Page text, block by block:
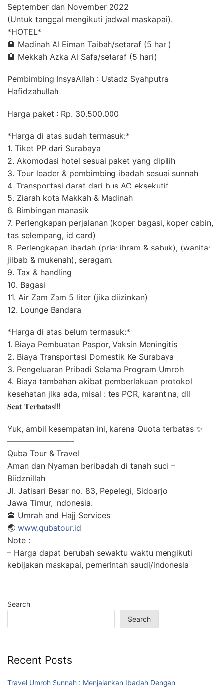
September dan November 2022
(Untuk tanggal mengikuti jadwal maskapai).
*HOTEL*
🏨 Madinah Al Eiman Taibah/setaraf (5 hari)
🏨 Mekkah Azka Al Safa/setaraf (5 hari)
Pembimbing InsyaAllah : Ustadz Syahputra
Hafidzahullah
Harga paket : Rp. 30.500.000
*Harga di atas sudah termasuk:*
1. Tiket PP dari Surabaya
2. Akomodasi hotel sesuai paket yang dipilih
3. Tour leader & pembimbing ibadah sesuai sunnah
4. Transportasi darat dari bus AC eksekutif
5. Ziarah kota Makkah & Madinah
6. Bimbingan manasik
7. Perlengkapan perjalanan (koper bagasi, koper cabin,
tas selempang, id card)
8. Perlengkapan ibadah (pria: ihram & sabuk), (wanita:
jilbab & mukenah), seragam.
9. Tax & handling
10. Bagasi
11. Air Zam Zam 5 liter (jika diizinkan)
12. Lounge Bandara
*Harga di atas belum termasuk:*
1. Biaya Pembuatan Paspor, Vaksin Meningitis
2. Biaya Transportasi Domestik Ke Surabaya
3. Pengeluaran Pribadi Selama Program Umroh
4. Biaya tambahan akibat pemberlakuan protokol
kesehatan jika ada, misal : tes PCR, karantina, dll
𝐒𝐞𝐚𝐭 𝐓𝐞𝐫𝐛𝐚𝐭𝐚𝐬!!!
Yuk, ambil kesempatan ini, karena Quota terbatas ✨
————————-
Quba Tour & Travel
Aman dan Nyaman beribadah di tanah suci –
Biidznillah
Jl. Jatisari Besar no. 83, Pepelegi, Sidoarjo
Jawa Timur, Indonesia.
🕋 Umrah and Hajj Services
🌏 www.qubatour.id
Note :
– Harga dapat berubah sewaktu waktu mengikuti
kebijakan maskapai, pemerintah saudi/indonesia
Search
Search
Recent Posts
Travel Umroh Sunnah : Menjalankan Ibadah Dengan